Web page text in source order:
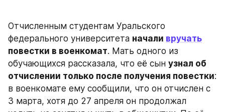
Отчисленным студентам Уральского
федерального университета начали вручать
повестки в военкомат. Мать одного из
обучающихся рассказала, что её сын узнал об
отчислении только после получения повестки:
в военкомате ему сообщили, что он отчислен с
3 марта, хотя до 27 апреля он продолжал